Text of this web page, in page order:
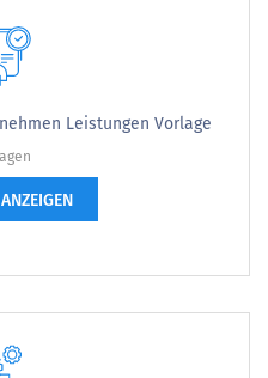
Leistungen Vorlage